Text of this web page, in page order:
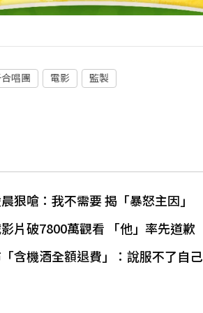
唱團 電影 監製
狠嗆：我不需要 揭「暴怒主因」
片破7800萬觀看 「他」率先道歉
含機酒全額退費」：說服不了自己